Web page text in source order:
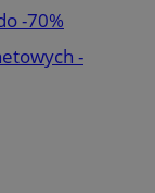
-70%
-